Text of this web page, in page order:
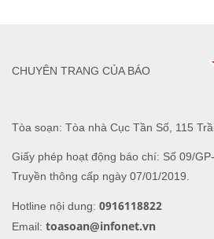
Tòa soạn: Tòa nhà Cục Tần Số, 115
Giấy phép hoạt động báo chí: Số 09/
Truyền thông cấp ngày 07/01/2019.
Hotline nội dung: 0916118822
Email: toasoan@infonet.vn
CHUYÊN TRANG CỦA BÁO